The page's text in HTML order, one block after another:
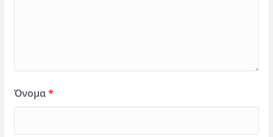
Όνομα*